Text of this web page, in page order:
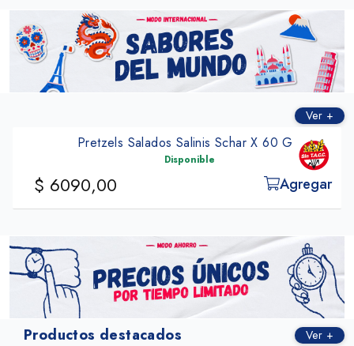
Ver +
Pretzels Salados Salinis Schar X 60 G
Disponible
$ 6090,00 Agregar
Productos destacados Ver +